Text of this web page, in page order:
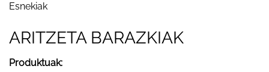
Esnekiak
ARITZETA BARAZKIAK
Produktuak: